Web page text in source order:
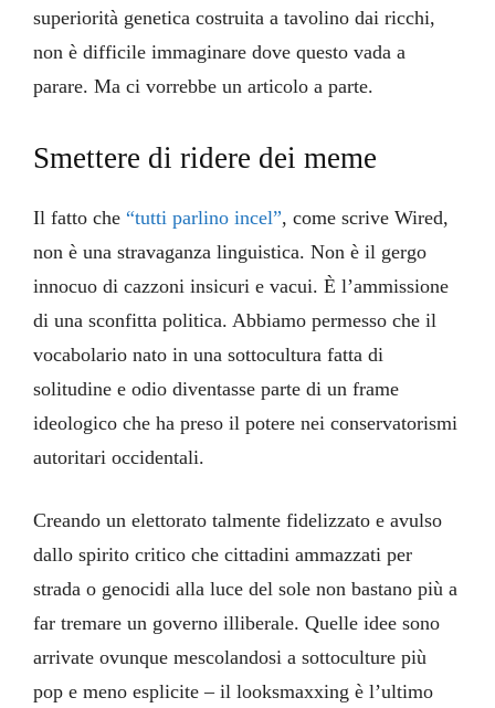
superiorità genetica costruita a tavolino dai ricchi,
non è difficile immaginare dove questo vada a
parare. Ma ci vorrebbe un articolo a parte.
Smettere di ridere dei meme
Il fatto che “tutti parlino incel”, come scrive Wired,
non è una stravaganza linguistica. Non è il gergo
innocuo di cazzoni insicuri e vacui. È l’ammissione
di una sconfitta politica. Abbiamo permesso che il
vocabolario nato in una sottocultura fatta di
solitudine e odio diventasse parte di un frame
ideologico che ha preso il potere nei conservatorismi
autoritari occidentali.
Creando un elettorato talmente fidelizzato e avulso
dallo spirito critico che cittadini ammazzati per
strada o genocidi alla luce del sole non bastano più a
far tremare un governo illiberale. Quelle idee sono
arrivate ovunque mescolandosi a sottoculture più
pop e meno esplicite – il looksmaxxing è l’ultimo